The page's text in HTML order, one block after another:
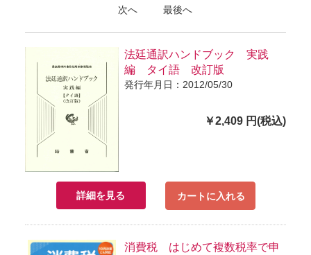
次へ 最後へ
法廷通訳ハンドブック 実践
編 タイ語 改訂版
発行年月日：2012/05/30
￥2,409 円(税込)
詳細を見る カートに入れる
消費税 はじめて複数税率で申